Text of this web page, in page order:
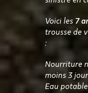
Voici les 7
trousse de
:
Nourriture
moins 3
Eau